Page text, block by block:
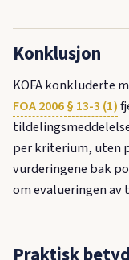
Konklusjon
KOFA konkluderte
FOA 2006 § 13-3 (1)
per kriterium, uten
vurderingene bak
om evalueringen